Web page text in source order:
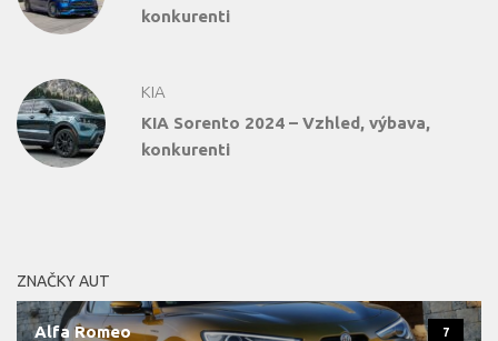
konkurenti
KIA
KIA Sorento 2024 – Vzhled, výbava,
konkurenti
ZNAČKY AUT
Alfa Romeo 7